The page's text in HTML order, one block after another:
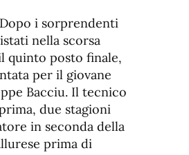
Dopo i sorprendenti
nella scorsa
quinto posto finale,
per il giovane
Bacciu. Il tecnico
due stagioni
in seconda della
prima di